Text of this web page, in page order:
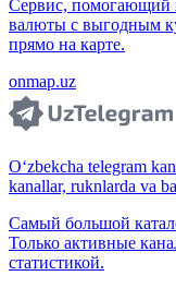
Сервис, помогающий
валюты с выгодным
прямо на карте.
onmap.uz
O‘zbekcha telegram
kanallar, ruknlarda va
Самый большой
Только активные
статистикой.